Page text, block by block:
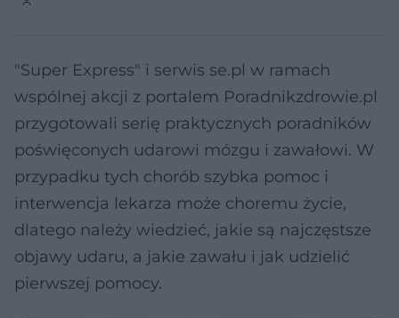
"Super Express" i serwis se.pl w ramach
wspólnej akcji z portalem Poradnikzdrowie.pl
przygotowali serię praktycznych poradników
poświęconych udarowi mózgu i zawałowi. W
przypadku tych chorób szybka pomoc i
interwencja lekarza może choremu życie,
dlatego należy wiedzieć, jakie są najczęstsze
objawy udaru, a jakie zawału i jak udzielić
pierwszej pomocy.